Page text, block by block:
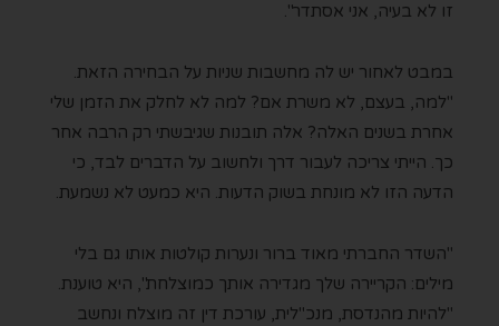
זו לא בעיה, אני אסתדר".
במבט לאחור יש לה מחשבות שניות על הבחירה הזאת.
"למה, בעצם, לא משרת אם? למה לא לחלק את הזמן שלי
אחרת בשנים האלה? אלה תובנות שגיבשתי רק הרבה אחר
כך. הייתי צריכה לעבור דרך ולחשוב על הדברים לבד, כי
הדעה הזו לא מונחת בשוק הדעות. היא כמעט לא נשמעת.
"השדר החברתי מאוד ברור ונערות קולטות אותו גם בלי
מילים: הקריירה שלך מגדירה אותך כמוצלחת", היא טוענת.
"להיות מהנדסת, מנכ"לית, עורכת דין זה מוצלח ונחשב